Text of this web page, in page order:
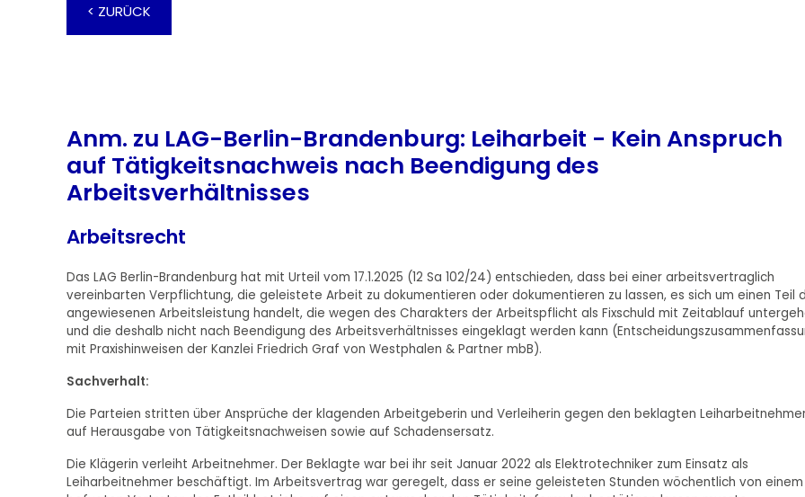
< ZURÜCK
Anm. zu LAG-Berlin-Brandenburg: Leiharbeit - Kein Anspruch
auf Tätigkeitsnachweis nach Beendigung des
Arbeitsverhältnisses
Arbeitsrecht
Das LAG Berlin-Brandenburg hat mit Urteil vom 17.1.2025 (12 Sa 102/24) entschieden, dass bei einer arbeitsvertraglich
vereinbarten Verpflichtung, die geleistete Arbeit zu dokumentieren oder dokumentieren zu lassen, es sich um einen Teil
angewiesenen Arbeitsleistung handelt, die wegen des Charakters der Arbeitspflicht als Fixschuld mit Zeitablauf
und die deshalb nicht nach Beendigung des Arbeitsverhältnisses eingeklagt werden kann
mit Praxishinweisen der Kanzlei Friedrich Graf von Westphalen & Partner mbB).
Sachverhalt:
Die Parteien stritten über Ansprüche der klagenden Arbeitgeberin und Verleiherin gegen den beklagten
auf Herausgabe von Tätigkeitsnachweisen sowie auf Schadensersatz.
Die Klägerin verleiht Arbeitnehmer. Der Beklagte war bei ihr seit Januar 2022 als Elektrotechniker zum Einsatz als
Leiharbeitnehmer beschäftigt. Im Arbeitsvertrag war geregelt, dass er seine geleisteten Stunden wöchentlich von einem